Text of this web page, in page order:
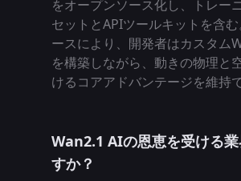
をオープンソース化し、トレー
セットとAPIツールキットを含む
ースにより、開発者はカスタム
を構築しながら、動きの物理と
けるコアアドバンテージを維持で
Wan2.1 AIの恩恵を受ける
すか？